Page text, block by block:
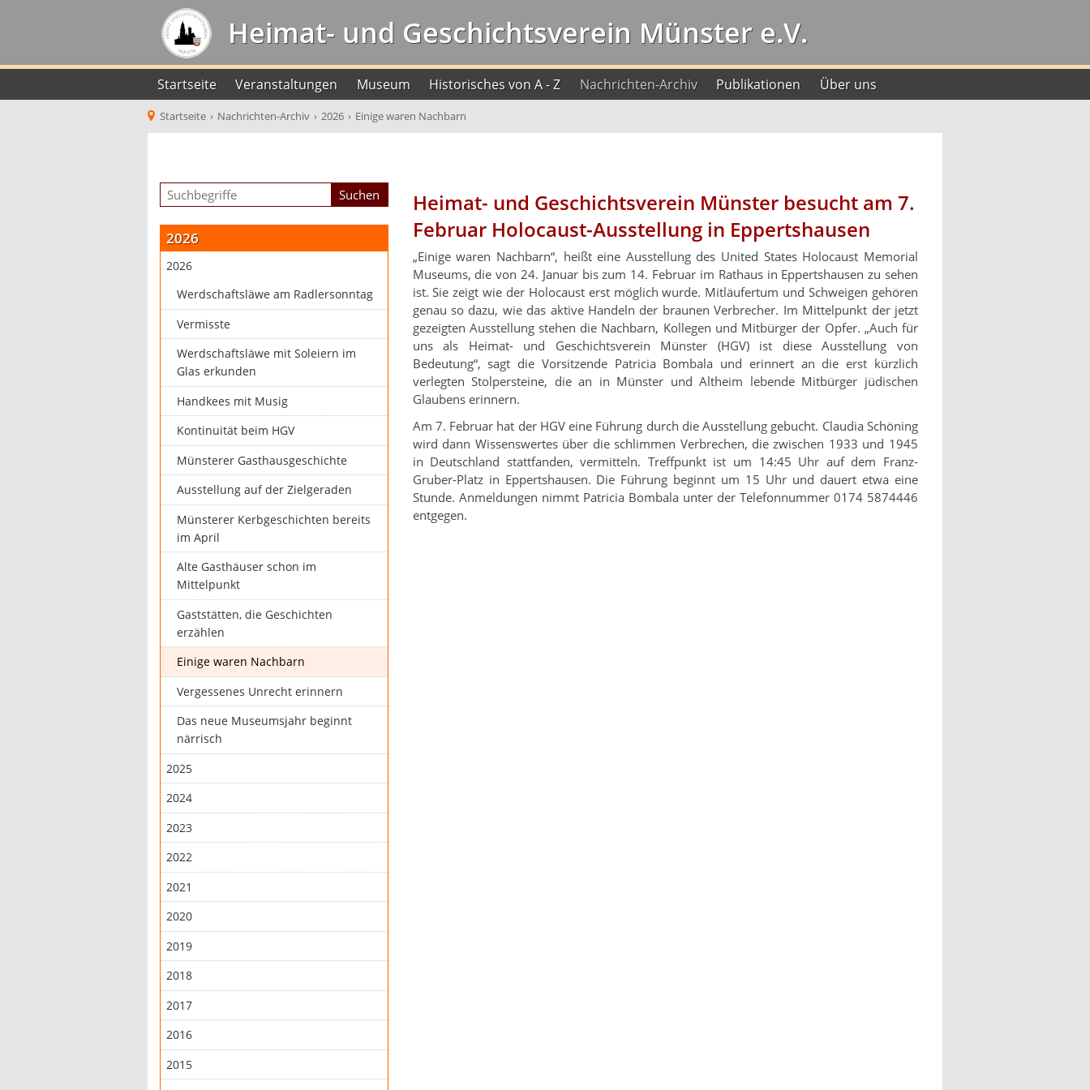
Heimat- und Geschichtsverein Münster e.V.
Startseite Veranstaltungen Museum Historisches von A - Z Nachrichten-Archiv Publikationen Über uns
Startseite › Nachrichten-Archiv › 2026 › Einige waren Nachbarn
2026
2026
Werdschaftsläwe am Radlersonntag
Vermisste
Werdschaftsläwe mit Soleiern im
Glas erkunden
Handkees mit Musig
Kontinuität beim HGV
Münsterer Gasthausgeschichte
Ausstellung auf der Zielgeraden
Münsterer Kerbgeschichten bereits
im April
Alte Gasthäuser schon im
Mittelpunkt
Gaststätten, die Geschichten
erzählen
Einige waren Nachbarn
Vergessenes Unrecht erinnern
Das neue Museumsjahr beginnt
närrisch
2025
2024
2023
2022
2021
2020
2019
2018
2017
2016
2015
Heimat- und Geschichtsverein Münster besucht am 7.
Februar Holocaust-Ausstellung in Eppertshausen
„Einige waren Nachbarn“, heißt eine Ausstellung des United States Holocaust Memorial
Museums, die von 24. Januar bis zum 14. Februar im Rathaus in Eppertshausen zu sehen
ist. Sie zeigt wie der Holocaust erst möglich wurde. Mitläufertum und Schweigen gehören
genau so dazu, wie das aktive Handeln der braunen Verbrecher. Im Mittelpunkt der jetzt
gezeigten Ausstellung stehen die Nachbarn, Kollegen und Mitbürger der Opfer. „Auch für
uns als Heimat- und Geschichtsverein Münster (HGV) ist diese Ausstellung von
Bedeutung“, sagt die Vorsitzende Patricia Bombala und erinnert an die erst kürzlich
verlegten Stolpersteine, die an in Münster und Altheim lebende Mitbürger jüdischen
Glaubens erinnern.
Am 7. Februar hat der HGV eine Führung durch die Ausstellung gebucht. Claudia Schöning
wird dann Wissenswertes über die schlimmen Verbrechen, die zwischen 1933 und 1945
in Deutschland stattfanden, vermitteln. Treffpunkt ist um 14:45 Uhr auf dem Franz-
Gruber-Platz in Eppertshausen. Die Führung beginnt um 15 Uhr und dauert etwa eine
Stunde. Anmeldungen nimmt Patricia Bombala unter der Telefonnummer 0174 5874446
entgegen.